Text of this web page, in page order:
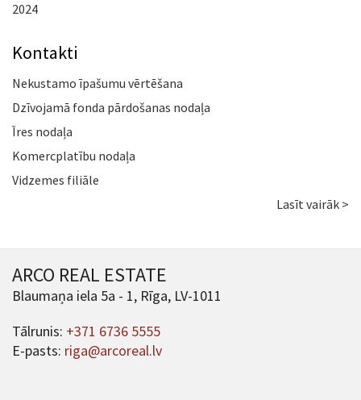
2024
Kontakti
Nekustamo īpašumu vērtēšana
Dzīvojamā fonda pārdošanas nodaļa
Īres nodaļa
Komercplatību nodaļa
Vidzemes filiāle
Lasīt vairāk >
ARCO REAL ESTATE
Blaumaņa iela 5a - 1, Rīga, LV-1011
Tālrunis: +371 6736 5555
E-pasts: riga@arcoreal.lv